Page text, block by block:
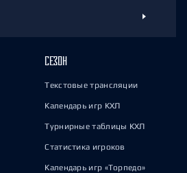
СЕЗОН
Текстовые трансляции
Календарь игр КХЛ
Турнирные таблицы КХЛ
Статистика игроков
Календарь игр «Торпедо»